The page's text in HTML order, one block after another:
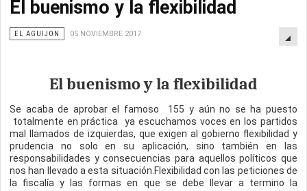
El buenismo y la flexibilidad
EL AGUIJON 05 NOVIEMBRE 2017
El buenismo y la flexibilidad
Se acaba de aprobar el famoso 155 y aún no se ha puesto
totalmente en práctica ya escuchamos voces en los partidos
mal llamados de izquierdas, que exigen al gobierno flexibilidad y
prudencia no solo en su aplicación, sino también en las
responsabilidades y consecuencias para aquellos políticos que
nos han llevado a esta situación.Flexibilidad con las peticiones de
la fiscalía y las formas en que se debe llevar a termino la